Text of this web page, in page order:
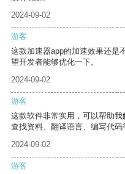
2024-09-02
游客
这款加速器app的加速效果还是
望开发者能够优化一下。
2024-09-02
游客
这款软件非常实用，可以帮助
查找资料、翻译语言、编写代码
2024-09-02
游客